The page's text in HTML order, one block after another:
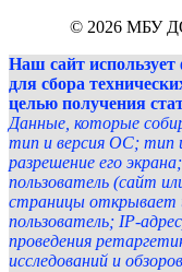
© 2026 МБУ
Наш сайт использует
для сбора
целью получения
Данные, которые
тип и версия ОС; тип
разрешение его
пользователь (сайт
страницы открывает
пользователь; IP-
проведения
исследований и